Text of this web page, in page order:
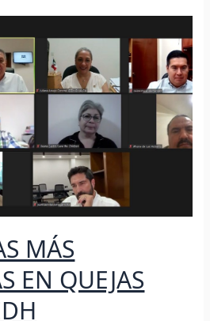
MÁS
EN QUEJAS